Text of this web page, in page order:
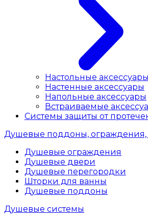
Настольные аксессуары
Настенные аксессуары
Напольные аксессуары
Встраиваемые
Системы защиты от
Душевые поддоны, ограждения,
Душевые ограждения
Душевые двери
Душевые перегородки
Шторки для ванны
Душевые поддоны
Душевые системы